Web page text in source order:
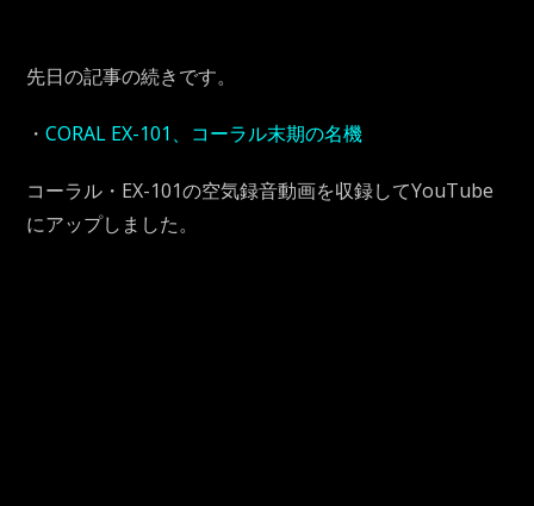
先日の記事の続きです。
・CORAL EX-101、コーラル末期の名機
コーラル・EX-101の空気録音動画を収録してYouTube
にアップしました。